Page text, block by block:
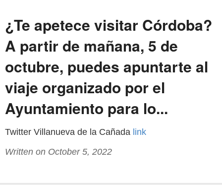
¿Te apetece visitar Córdoba?
A partir de mañana, 5 de
octubre, puedes apuntarte al
viaje organizado por el
Ayuntamiento para lo...
Twitter Villanueva de la Cañada link
Written on October 5, 2022